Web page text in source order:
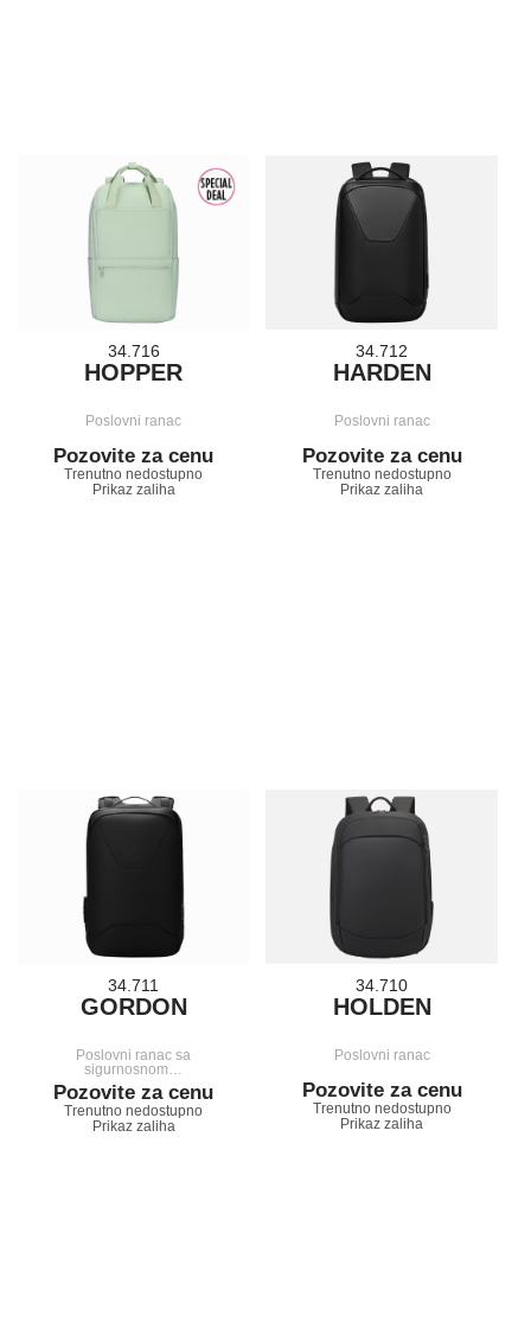
34.716
HOPPER
Poslovni ranac
Pozovite za cenu
Trenutno nedostupno
Prikaz zaliha
34.712
HARDEN
Poslovni ranac
Pozovite za cenu
Trenutno nedostupno
Prikaz zaliha
34.711
GORDON
Poslovni ranac sa
sigurnosnom…
Pozovite za cenu
Trenutno nedostupno
Prikaz zaliha
34.710
HOLDEN
Poslovni ranac
Pozovite za cenu
Trenutno nedostupno
Prikaz zaliha